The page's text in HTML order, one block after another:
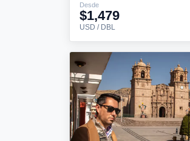
Desde
$1,479
USD / DBL